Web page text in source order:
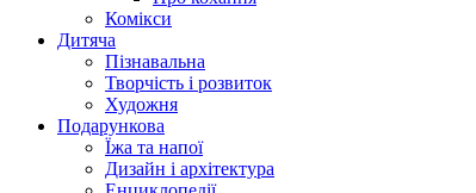
Комікси
Дитяча
Пізнавальна
Творчість і розвиток
Художня
Подарункова
Їжа та напої
Дизайн і архітектура